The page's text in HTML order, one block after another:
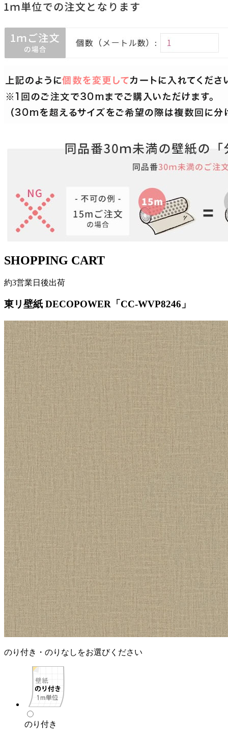
SHOPPING CART
約3営業日後出荷
東リ壁紙 DECOPOWER「CC-WVP8246」
のり付き・のりなしをお選びください
のり付き